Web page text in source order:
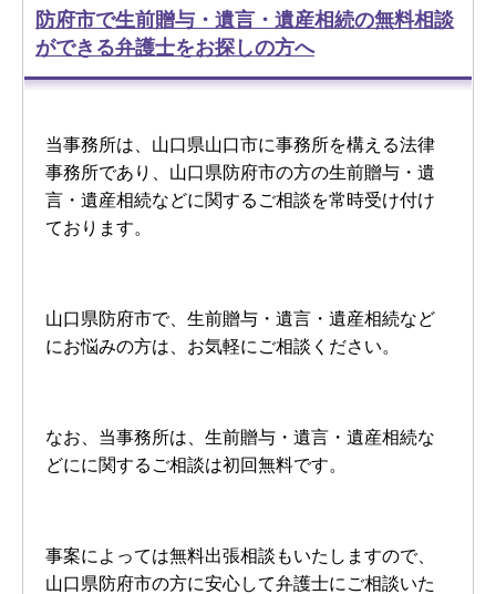
防府市で生前贈与・遺言・遺産相続の無料相談
ができる弁護士をお探しの方へ
当事務所は、山口県山口市に事務所を構える法律
事務所であり、山口県防府市の方の生前贈与・遺
言・遺産相続などに関するご相談を常時受け付け
ております。
山口県防府市で、生前贈与・遺言・遺産相続など
にお悩みの方は、お気軽にご相談ください。
なお、当事務所は、生前贈与・遺言・遺産相続な
どにに関するご相談は初回無料です。
事案によっては無料出張相談もいたしますので、
山口県防府市の方に安心して弁護士にご相談いた